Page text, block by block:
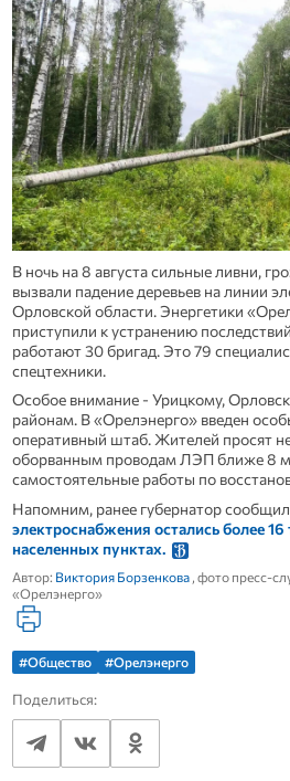
В ночь на 8 августа сильные ливни,
вызвали падение деревьев на линии
Орловской области. Энергетики
приступили к устранению
работают 30 бригад. Это 79
спецтехники.
Особое внимание - Урицкому,
районам. В «Орелэнерго» введен
оперативный штаб. Жителей просят
оборванным проводам ЛЭП ближе 8
самостоятельные работы по
Напомним, ранее губернатор
электроснабжения остались более
населенных пунктах.
Автор: Виктория Борзенкова, фото пресс-
«Орелэнерго»
#Общество #Орелэнерго
Поделиться: